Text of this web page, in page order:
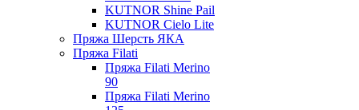
KUTNOR Shine Pail
KUTNOR Cielo Lite
Пряжа Шерсть ЯКА
Пряжа Filati
Пряжа Filati Merino
90
Пряжа Filati Merino